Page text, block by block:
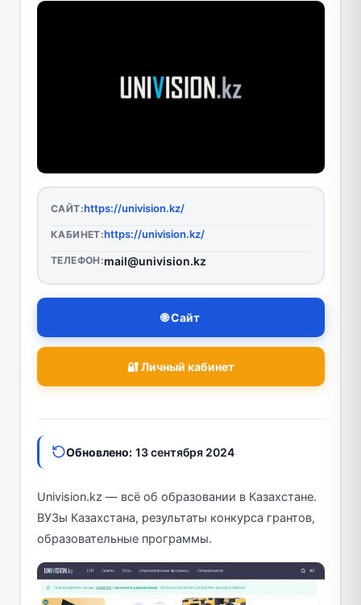
САЙТ:https://univision.kz/
КАБИНЕТ:https://univision.kz/
ТЕЛЕФОН:mail@univision.kz
🌐 Сайт
🔐 Личный кабинет
Обновлено: 13 сентября 2024
Univision.kz — всё об образовании в Казахстане.
ВУЗы Казахстана, результаты конкурса грантов,
образовательные программы.